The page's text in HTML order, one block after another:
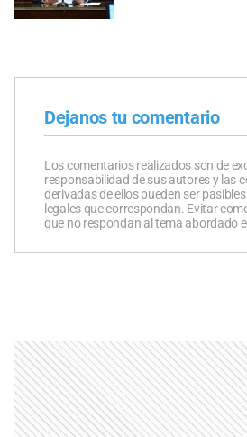
Dejanos tu comentario
Los comentarios realizados son de
responsabilidad de sus autores y las
derivadas de ellos pueden ser
legales que correspondan. Evitar
que no respondan al tema abordado